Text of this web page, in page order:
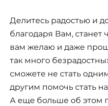
Делитесь радостью и
благодаря Вам, станет
вам желаю и даже
так много
сможете не стать
другим помочь стать
А еще больше об этом